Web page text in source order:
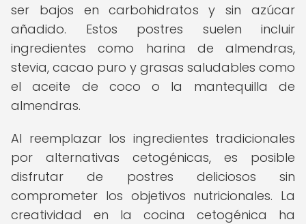
ser bajos en carbohidratos y sin azúcar
añadido. Estos postres suelen incluir
ingredientes como harina de almendras,
stevia, cacao puro y grasas saludables como
el aceite de coco o la mantequilla de
almendras.
Al reemplazar los ingredientes tradicionales
por alternativas cetogénicas, es posible
disfrutar de postres deliciosos sin
comprometer los objetivos nutricionales. La
creatividad en la cocina cetogénica ha